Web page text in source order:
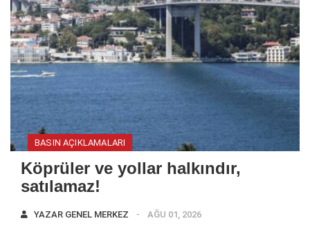
BASIN AÇIKLAMALARI
Köprüler ve yollar halkındır,
satılamaz!
YAZAR GENEL MERKEZ AĞU 01, 2026